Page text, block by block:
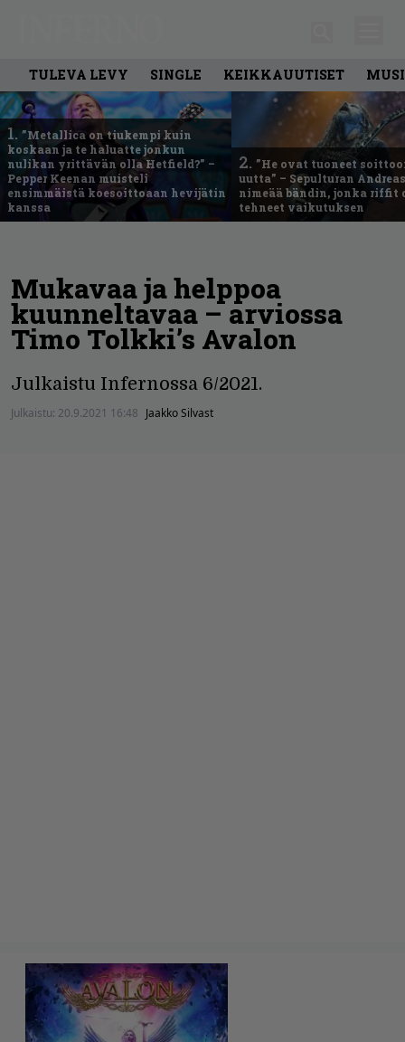
TULEVA LEVY SINGLE KEIKKAUUTISET
1. ”Metallica on tiukempi kuin
koskaan ja te haluatte jonkun
nulikan yrittävän olla Hetfield?” –
Pepper Keenan muisteli
ensimmäistä koesoittoaan hevijätin
kanssa
2. ”He ovat tuoneet
uutta” – Sepulturan
nimeää bändin, jonka riffit
tehneet vaikutuksen
Mukavaa ja helppoa
kuunneltavaa – arviossa
Timo Tolkki’s Avalon
Julkaistu Infernossa 6/2021.
Julkaistu: 20.9.2021 16:48 Jaakko Silvast